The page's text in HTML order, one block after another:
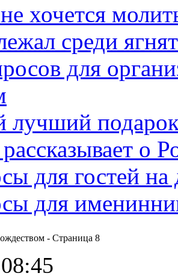
хочется
среди ягнят
для
лучший
о
для гостей
для
- Cтраница 8